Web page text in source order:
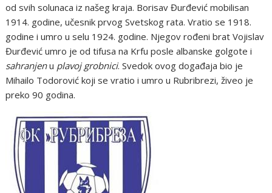
od svih solunaca iz našeg kraja. Borisav Đurđević mobilisan
1914. godine, učesnik prvog Svetskog rata. Vratio se 1918.
godine i umro u selu 1924. godine. Njegov rođeni brat Vojislav
Đurđević umro je od tifusa na Krfu posle albanske golgote i
sahranjenu plavoj grobnici. Svedok ovog događaja bio je
Mihailo Todorović koji se vratio i umro u Rubribrezi, živeo je
preko 90 godina.